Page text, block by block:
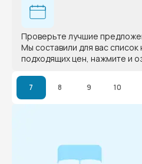
Проверьте лучшие
Мы составили для вас
подходящих цен, нажмите и
7 8 9 10